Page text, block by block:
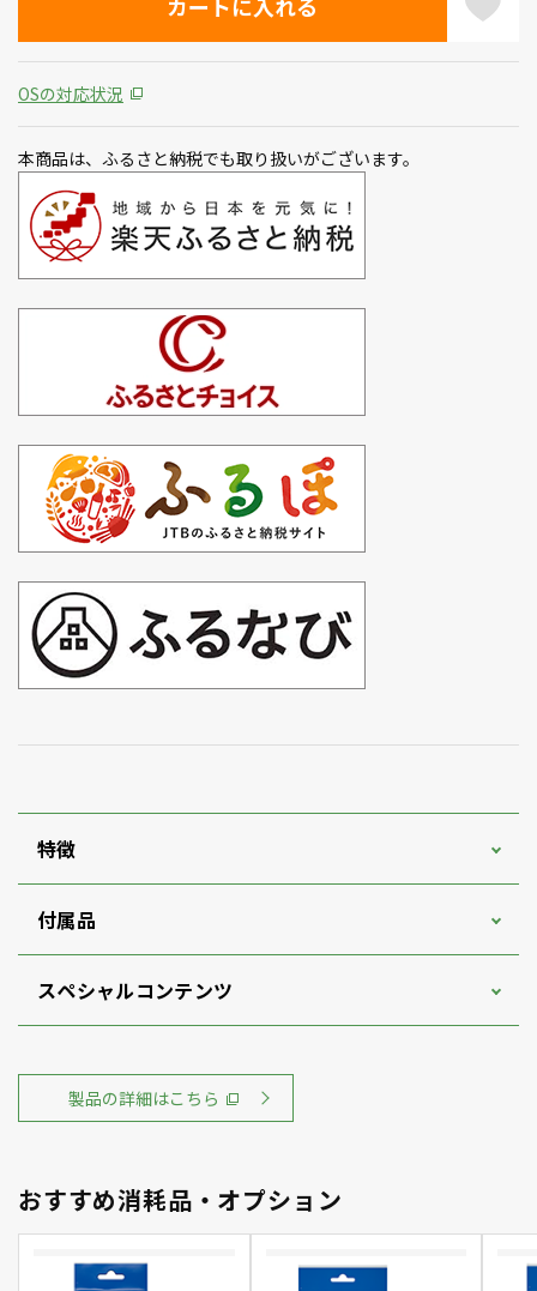
OSの対応状況
本商品は、ふるさと納税でも取り扱いがございます。
特徴
付属品
スペシャルコンテンツ
製品の詳細はこちら
おすすめ消耗品・オプション